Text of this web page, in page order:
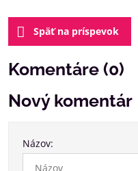
Späť na príspevok
Komentáre (0)
Nový komentár
Názov: